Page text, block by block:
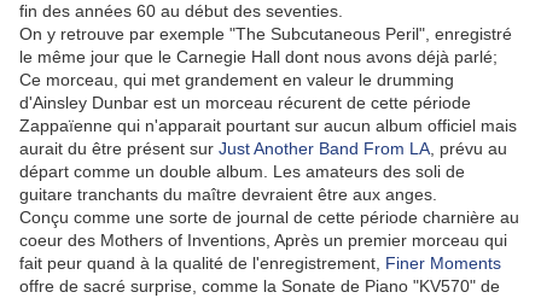
fin des années 60 au début des seventies.
On y retrouve par exemple "The Subcutaneous Peril", enregistré
le même jour que le Carnegie Hall dont nous avons déjà parlé;
Ce morceau, qui met grandement en valeur le drumming
d'Ainsley Dunbar est un morceau récurent de cette période
Zappaïenne qui n'apparait pourtant sur aucun album officiel mais
aurait du être présent sur Just Another Band From LA , prévu au
départ comme un double album. Les amateurs des soli de
guitare tranchants du maître devraient être aux anges.
Conçu comme une sorte de journal de cette période charnière au
coeur des Mothers of Inventions, Après un premier morceau qui
fait peur quand à la qualité de l'enregistrement, Finer Moments
offre de sacré surprise, comme la Sonate de Piano "KV570" de